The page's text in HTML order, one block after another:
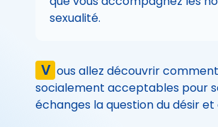
sexualité.
V ous allez découvrir
socialement acceptables pour
échanges la question du désir et